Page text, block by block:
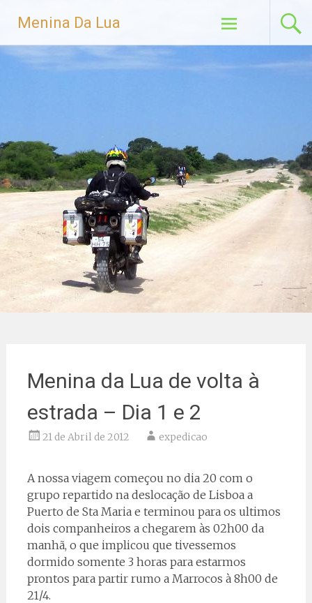
Menina Da Lua
Skip to content
Menina da Lua de volta à
estrada – Dia 1 e 2
21 de Abril de 2012 expedicao
A nossa viagem começou no dia 20 com o
grupo repartido na deslocação de Lisboa a
Puerto de Sta Maria e terminou para os ultimos
dois companheiros a chegarem às 02h00 da
manhã, o que implicou que tivessemos
dormido somente 3 horas para estarmos
prontos para partir rumo a Marrocos à 8h00 de
21/4.